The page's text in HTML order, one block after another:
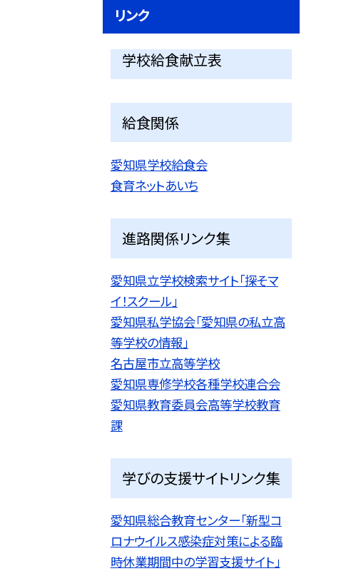
リンク
学校給食献立表
給食関係
愛知県学校給食会
食育ネットあいち
進路関係リンク集
愛知県立学校検索サイト「探そマ
イ！スクール」
愛知県私学協会「愛知県の私立高
等学校の情報」
名古屋市立高等学校
愛知県専修学校各種学校連合会
愛知県教育委員会高等学校教育
課
学びの支援サイトリンク集
愛知県総合教育センター「新型コ
ロナウイルス感染症対策による臨
時休業期間中の学習支援サイト」